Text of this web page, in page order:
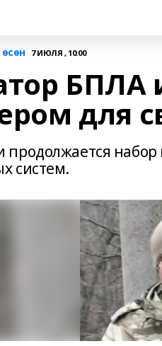
7 ИЮЛЯ , 10:00
БПЛА
для
набор
систем.